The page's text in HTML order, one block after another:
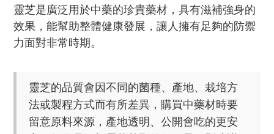
靈芝是廣泛用於中藥的珍貴藥材，具有滋補強身的
效果，能幫助整體健康發展，讓人擁有足夠的防禦
力面對非常時期。
靈芝的品質會因不同的菌種、產地、栽培方
法或製程方式而有所差異，購買中藥材時要
留意原料來源，產地透明、公開會吃的更安